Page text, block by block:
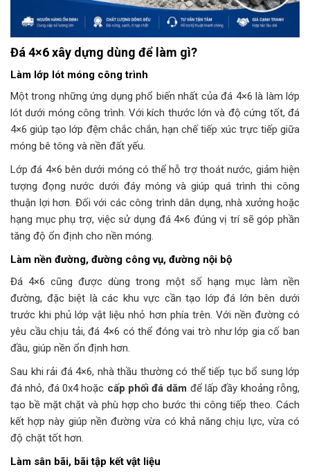
Đá 4×6 xây dựng dùng để làm gì?
Làm lớp lót móng công trình
Một trong những ứng dụng phổ biến nhất của đá 4×6 là làm lớp
lót dưới móng công trình. Với kích thước lớn và độ cứng tốt, đá
4×6 giúp tạo lớp đệm chắc chắn, hạn chế tiếp xúc trực tiếp giữa
móng bê tông và nền đất yếu.
Lớp đá 4×6 bên dưới móng có thể hỗ trợ thoát nước, giảm hiện
tượng đọng nước dưới đáy móng và giúp quá trình thi công
thuận lợi hơn. Đối với các công trình dân dụng, nhà xưởng hoặc
hạng mục phụ trợ, việc sử dụng đá 4×6 đúng vị trí sẽ góp phần
tăng độ ổn định cho nền móng.
Làm nền đường, đường công vụ, đường nội bộ
Đá 4×6 cũng được dùng trong một số hạng mục làm nền
đường, đặc biệt là các khu vực cần tạo lớp đá lớn bên dưới
trước khi phủ lớp vật liệu nhỏ hơn phía trên. Với nền đường có
yêu cầu chịu tải, đá 4×6 có thể đóng vai trò như lớp gia cố ban
đầu, giúp nền ổn định hơn.
Sau khi rải đá 4×6, nhà thầu thường có thể tiếp tục bổ sung lớp
đá nhỏ, đá 0x4 hoặc cấp phối đá dăm để lấp đầy khoảng rỗng,
tạo bề mặt chặt và phù hợp cho bước thi công tiếp theo. Cách
kết hợp này giúp nền đường vừa có khả năng chịu lực, vừa có
độ chặt tốt hơn.
Làm sân bãi, bãi tập kết vật liệu